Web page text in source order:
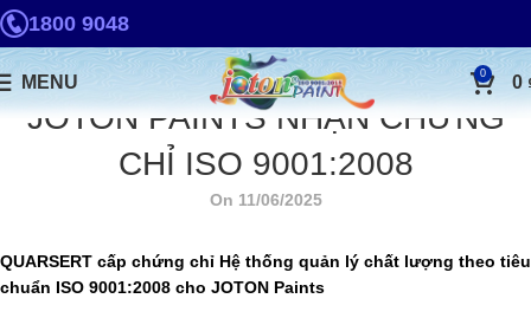
1800 9048
MENU 0 0
JOTON PAINTS NHẬN CHỨNG
CHỈ ISO 9001:2008
On 11/06/2025
QUARSERT cấp chứng chỉ Hệ thống quản lý chất lượng theo tiêu
chuẩn ISO 9001:2008 cho JOTON Paints